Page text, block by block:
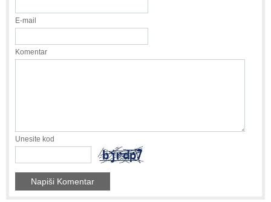
E-mail
Komentar
Unesite kod